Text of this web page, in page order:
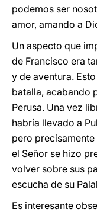
podemos ser
amor, amando a
Un aspecto que
de Francisco era
y de aventura.
batalla, acabando
Perusa. Una vez
habría llevado a
pero
el Señor se hizo
volver sobre sus
escucha de su
Es interesante